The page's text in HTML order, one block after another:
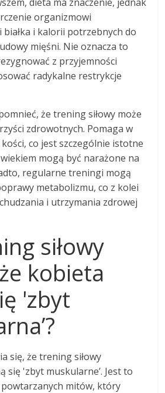
organizmowi
i kalorii potrzebnych do
mięśni. Nie oznacza to
z przyjemności
radykalne restrykcje
że trening siłowy może
zdrowotnych. Pomaga w
co jest szczególnie istotne
mogą być narażone na
regularne treningi mogą
metabolizmu, co z kolei
i utrzymania zdrowej
siłowy
kobieta
'zbyt
się, że trening siłowy
się 'zbyt muskularne’. Jest to
powtarzanych mitów, który